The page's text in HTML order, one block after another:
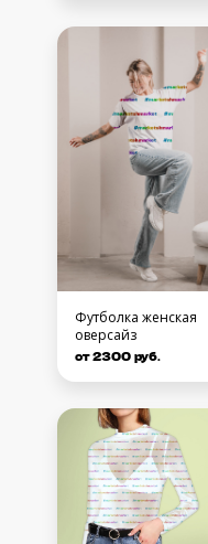
Футболка женская
оверсайз
от 2300 руб.